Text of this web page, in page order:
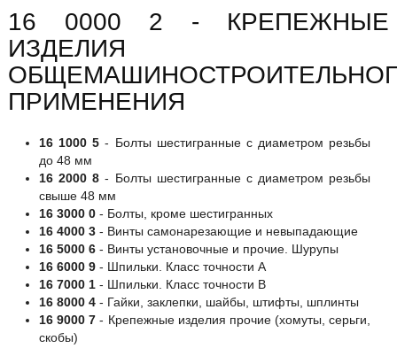
16 0000 2 - КРЕПЕЖНЫЕ
ИЗДЕЛИЯ
ПРИМЕНЕНИЯ
16 1000 5 - Болты шестигранные с диаметром резьбы
до 48 мм
16 2000 8 - Болты шестигранные с диаметром резьбы
свыше 48 мм
16 3000 0 - Болты, кроме шестигранных
16 4000 3 - Винты самонарезающие и невыпадающие
16 5000 6 - Винты установочные и прочие. Шурупы
16 6000 9 - Шпильки. Класс точности А
16 7000 1 - Шпильки. Класс точности В
16 8000 4 - Гайки, заклепки, шайбы, штифты, шплинты
16 9000 7 - Крепежные изделия прочие (хомуты, серьги,
скобы)